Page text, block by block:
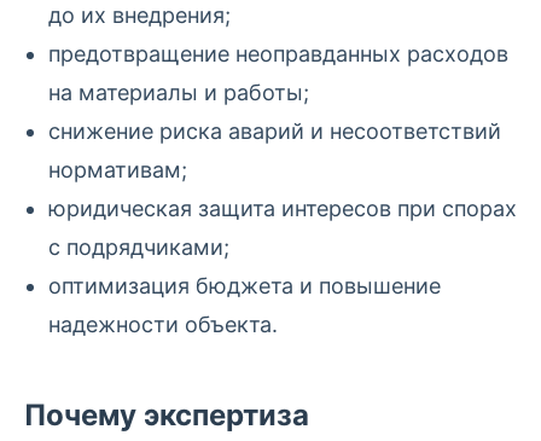
до их внедрения;
предотвращение неоправданных расходов
на материалы и работы;
снижение риска аварий и несоответствий
нормативам;
юридическая защита интересов при спорах
с подрядчиками;
оптимизация бюджета и повышение
надежности объекта.
Почему экспертиза